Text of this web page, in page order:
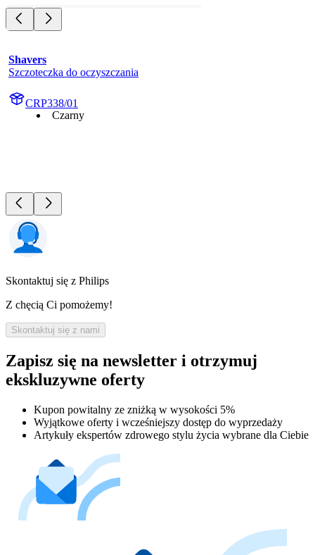
Shavers
Szczoteczka do oczyszczania
CRP338/01
Czarny
Skontaktuj się z Philips
Z chęcią Ci pomożemy!
Skontaktuj się z nami
Zapisz się na newsletter i otrzymuj
ekskluzywne oferty
Kupon powitalny ze zniżką w wysokości 5%
Wyjątkowe oferty i wcześniejszy dostęp do wyprzedaży
Artykuły ekspertów zdrowego stylu życia wybrane dla Ciebie